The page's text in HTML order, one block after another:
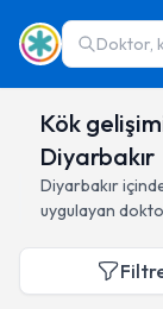
Doktor,
Kök
Diyarbakır
Diyarbakır
uygulayan